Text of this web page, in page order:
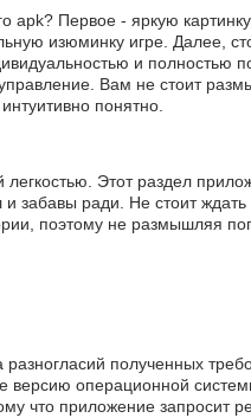
apk? Первое - яркую
изюминку игре. Далее,
и полностью
Вам не стоит
понятно.
легкостью. Этот раздел
забавы ради. Не стоит
поэтому не размышляя
полученных
версию операционной
что приложение запросит